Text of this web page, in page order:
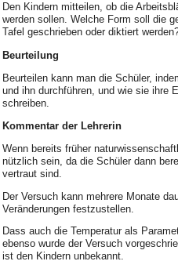
Den Kindern mitteilen, ob die
werden sollen. Welche Form soll die
Tafel geschrieben oder diktiert
Beurteilung
Beurteilen kann man die Schüler,
und ihn durchführen, und wie sie ihre
schreiben.
Kommentar der Lehrerin
Wenn bereits früher
nützlich sein, da die Schüler dann
vertraut sind.
Der Versuch kann mehrere Monate
Veränderungen festzustellen.
Dass auch die Temperatur als
ebenso wurde der Versuch
ist den Kindern unbekannt.